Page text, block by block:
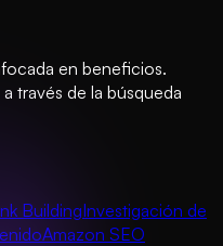
en beneficios.
través de la búsqueda
BuildingInvestigación de
Amazon SEO